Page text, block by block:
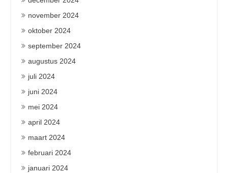
november 2024
oktober 2024
september 2024
augustus 2024
juli 2024
juni 2024
mei 2024
april 2024
maart 2024
februari 2024
januari 2024